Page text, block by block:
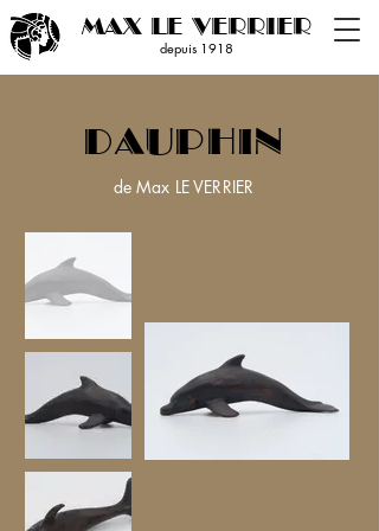
MAX LE VERRIER
depuis 1918
DAUPHIN
de Max LE VERRIER